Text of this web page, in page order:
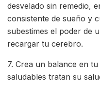
desvelado sin remedio,
consistente de sueño y
subestimes el poder de
recargar tu cerebro.
7. Crea un balance en
saludables tratan su